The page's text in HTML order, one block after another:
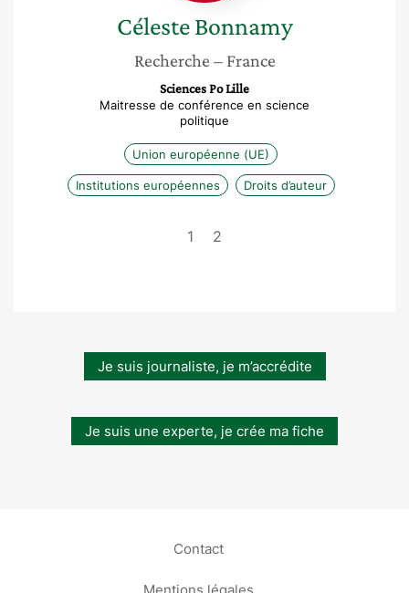
Céleste Bonnamy
Recherche – France
Sciences Po Lille
Maitresse de conférence en science
politique
Union européenne (UE)
Institutions européennes Droits d’auteur
1 2
Je suis journaliste, je m’accrédite
Je suis une experte, je crée ma fiche
Contact
Mentions légales